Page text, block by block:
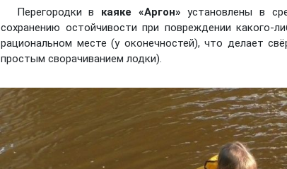
Перегородки в каяке «Аргон» установлены в
сохранению остойчивости при повреждении какого-
рациональном месте (у оконечностей), что делает
простым сворачиванием лодки).